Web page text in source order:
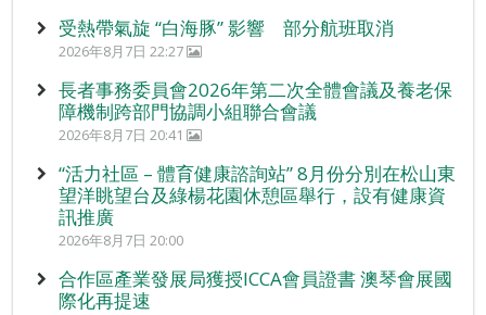
受熱帶氣旋 “白海豚” 影響 部分航班取消
2026年8月7日 22:27
長者事務委員會2026年第二次全體會議及養老保
障機制跨部門協調小組聯合會議
2026年8月7日 20:41
“活力社區 – 體育健康諮詢站” 8月份分別在松山東
望洋眺望台及綠楊花園休憩區舉行，設有健康資
訊推廣
2026年8月7日 20:00
合作區產業發展局獲授ICCA會員證書 澳琴會展國
際化再提速